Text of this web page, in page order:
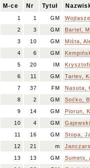
M-ce Nr Tytuł
1 1 GM
2
3 GM
Bartel,
3
10 GM
Miśta,
4
6 GM
5
20 IM
6
11 GM
Tarlev,
7
37 FM
Nasuta,
8
2 GM
Soćko,
9
14 GM
Piorun,
10
4 GM
11
16 GM
Stopa,
12
21 m
13
13 GM
Sumets,